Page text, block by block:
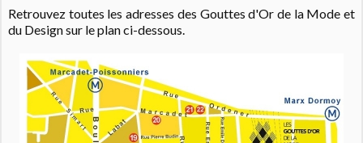
Retrouvez toutes les adresses des Gouttes d'Or de la Mode et
du Design sur le plan ci-dessous.